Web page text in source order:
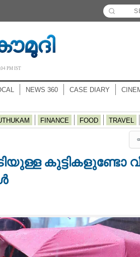
PM IST
NEWS 360 CASE DIARY
FINANCE FOOD TRAVEL
കുട്ടികളുണ്ടോ